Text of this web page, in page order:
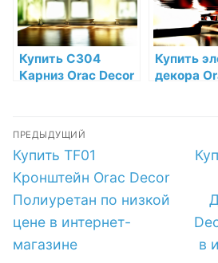
Купить C304
Карниз Orac Decor
цене в интернет-
магазине
Купить
декора
Навигация
по
записям
ПРЕДЫДУЩИЙ
Предыдущая
запись:
Купить TF01
Кронштейн Orac Decor
Полиуретан по низкой
цене в интернет-
магазине
в